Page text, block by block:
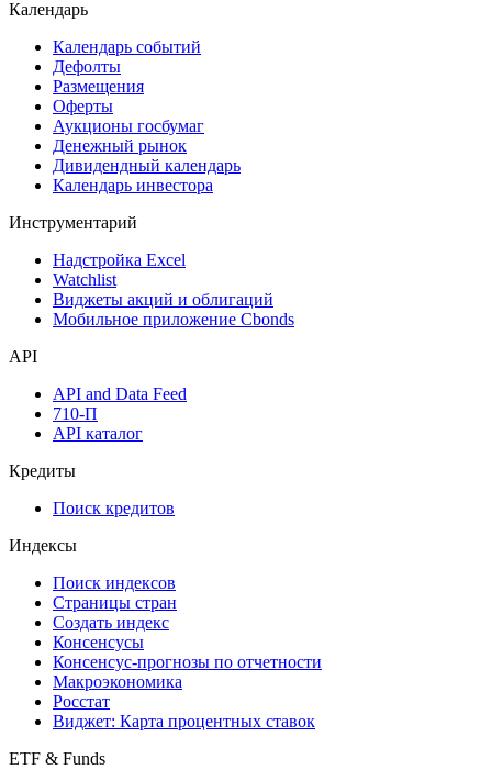
Календарь
Календарь событий
Дефолты
Размещения
Оферты
Аукционы госбумаг
Денежный рынок
Дивидендный календарь
Календарь инвестора
Инструментарий
Надстройка Excel
Watchlist
Виджеты акций и облигаций
Мобильное приложение Cbonds
API
API and Data Feed
710-П
API каталог
Кредиты
Поиск кредитов
Индексы
Поиск индексов
Страницы стран
Создать индекс
Консенсусы
Консенсус-прогнозы по отчетности
Макроэкономика
Росстат
Виджет: Карта процентных ставок
ETF & Funds